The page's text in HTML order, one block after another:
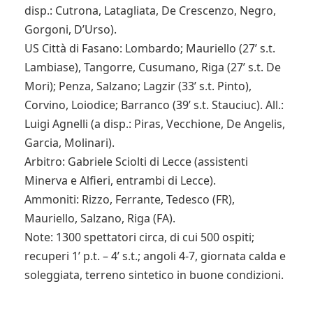
disp.: Cutrona, Latagliata, De Crescenzo, Negro,
Gorgoni, D’Urso).
US Città di Fasano: Lombardo; Mauriello (27’ s.t.
Lambiase), Tangorre, Cusumano, Riga (27’ s.t. De
Mori); Penza, Salzano; Lagzir (33’ s.t. Pinto),
Corvino, Loiodice; Barranco (39’ s.t. Stauciuc). All.:
Luigi Agnelli (a disp.: Piras, Vecchione, De Angelis,
Garcia, Molinari).
Arbitro: Gabriele Sciolti di Lecce (assistenti
Minerva e Alfieri, entrambi di Lecce).
Ammoniti: Rizzo, Ferrante, Tedesco (FR),
Mauriello, Salzano, Riga (FA).
Note: 1300 spettatori circa, di cui 500 ospiti;
recuperi 1’ p.t. – 4’ s.t.; angoli 4-7, giornata calda e
soleggiata, terreno sintetico in buone condizioni.